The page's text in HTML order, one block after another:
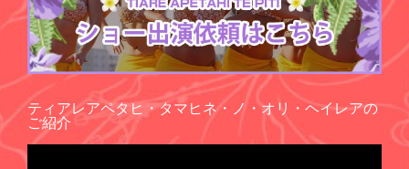
ティアレアペタヒ・タマヒネ・ノ・オリ・ヘイレアの
ご紹介